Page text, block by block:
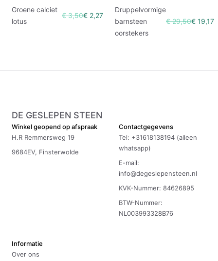
Groene calciet
lotus
€ 3,50€ 2,27
Druppelvormige
barnsteen
oorstekers
€ 29,50€ 19,17
DE GESLEPEN STEEN
Winkel geopend op afspraak
H.R Remmersweg 19
9684EV, Finsterwolde
Contactgegevens
Tel: +31618138194 (alleen
whatsapp)
E-mail:
info@degeslepensteen.nl
KVK-Nummer: 84626895
BTW-Nummer:
NL003993328B76
Informatie
Over ons